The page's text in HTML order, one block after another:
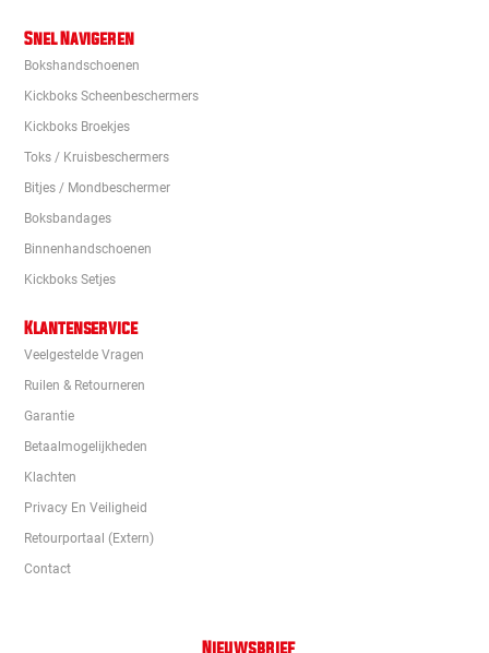
Snel Navigeren
Bokshandschoenen
Kickboks Scheenbeschermers
Kickboks Broekjes
Toks / Kruisbeschermers
Bitjes / Mondbeschermer
Boksbandages
Binnenhandschoenen
Kickboks Setjes
Klantenservice
Veelgestelde Vragen
Ruilen & Retourneren
Garantie
Betaalmogelijkheden
Klachten
Privacy En Veiligheid
Retourportaal (extern)
Contact